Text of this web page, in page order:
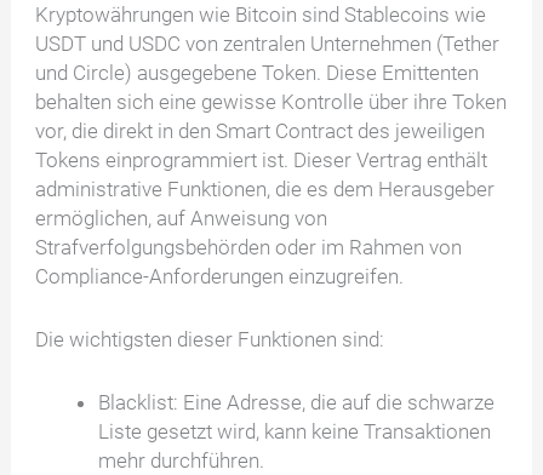
Kryptowährungen wie Bitcoin sind Stablecoins wie
USDT und USDC von zentralen Unternehmen (Tether
und Circle) ausgegebene Token. Diese Emittenten
behalten sich eine gewisse Kontrolle über ihre Token
vor, die direkt in den Smart Contract des jeweiligen
Tokens einprogrammiert ist. Dieser Vertrag enthält
administrative Funktionen, die es dem Herausgeber
ermöglichen, auf Anweisung von
Strafverfolgungsbehörden oder im Rahmen von
Compliance-Anforderungen einzugreifen.
Die wichtigsten dieser Funktionen sind:
Blacklist: Eine Adresse, die auf die schwarze
Liste gesetzt wird, kann keine Transaktionen
mehr durchführen.